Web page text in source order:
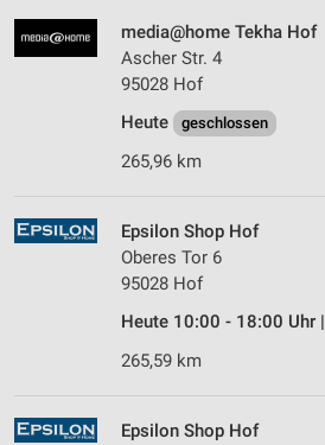
media@home Tekha Hof
Ascher Str. 4
95028 Hof
Heute
geschlossen
265,96 km
Epsilon Shop Hof
Oberes Tor 6
95028 Hof
Heute 10:00 - 18:00 Uhr |
265,59 km
Epsilon Shop Hof